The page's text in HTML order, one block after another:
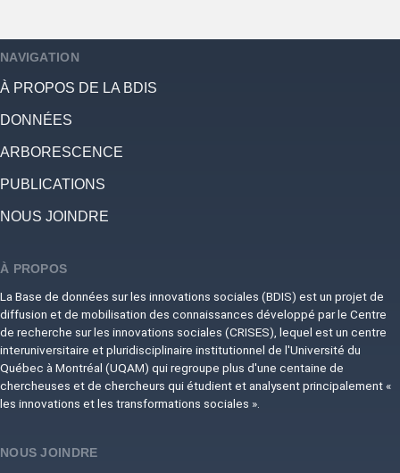
NAVIGATION
À PROPOS DE LA BDIS
DONNÉES
ARBORESCENCE
PUBLICATIONS
NOUS JOINDRE
À PROPOS
La Base de données sur les innovations sociales (BDIS) est un projet de
diffusion et de mobilisation des connaissances développé par le Centre
de recherche sur les innovations sociales (CRISES), lequel est un centre
interuniversitaire et pluridisciplinaire institutionnel de l'Université du
Québec à Montréal (UQAM) qui regroupe plus d'une centaine de
chercheuses et de chercheurs qui étudient et analysent principalement «
les innovations et les transformations sociales ».
NOUS JOINDRE